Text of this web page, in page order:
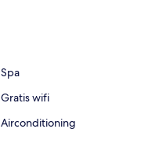
Spa
Gratis wifi
Airconditioning